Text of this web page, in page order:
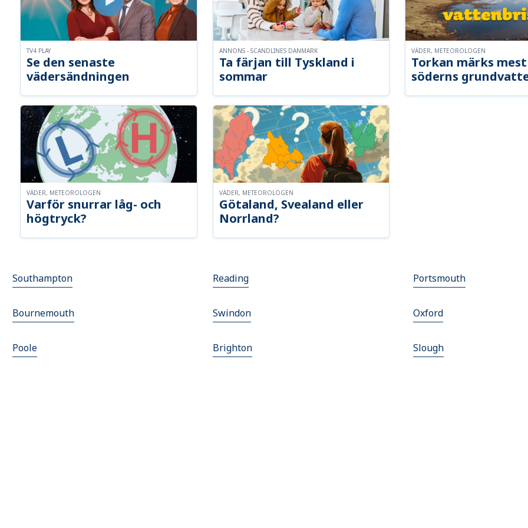
Se den senaste
vädersändningen
TV4 PLAY
Ta färjan till Tyskland i
sommar
ANNONS - SCANDLINES DANMARK
Torkan märks
söderns
VÄDER, METEOROLOGEN
Varför snurrar låg- och
högtryck?
VÄDER, METEOROLOGEN
Götaland, Svealand eller
Norrland?
VÄDER, METEOROLOGEN
Southampton Reading Portsmouth
Bournemouth Swindon Oxford
Poole Brighton Slough